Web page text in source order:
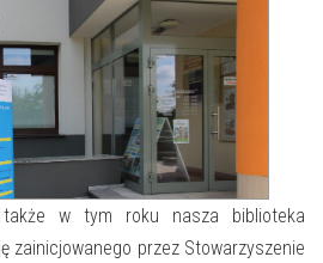
także w tym roku nasza biblioteka
zainicjowanego przez Stowarzyszenie